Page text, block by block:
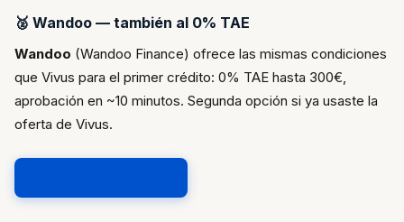
🥈 Wandoo — también al 0% TAE
Wandoo (Wandoo Finance) ofrece las mismas condiciones
que Vivus para el primer crédito: 0% TAE hasta 300€,
aprobación en ~10 minutos. Segunda opción si ya usaste la
oferta de Vivus.